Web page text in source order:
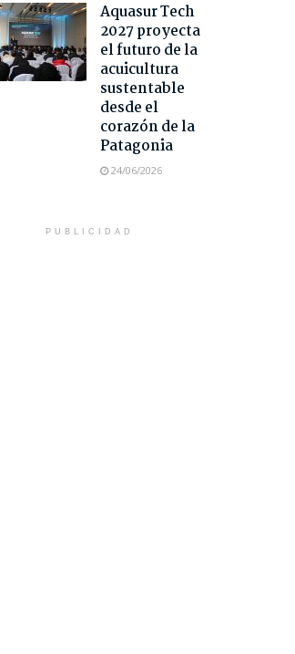
Aquasur Tech
2027 proyecta
el futuro de la
acuicultura
sustentable
desde el
corazón de la
Patagonia
24/06/2026
PUBLICIDAD